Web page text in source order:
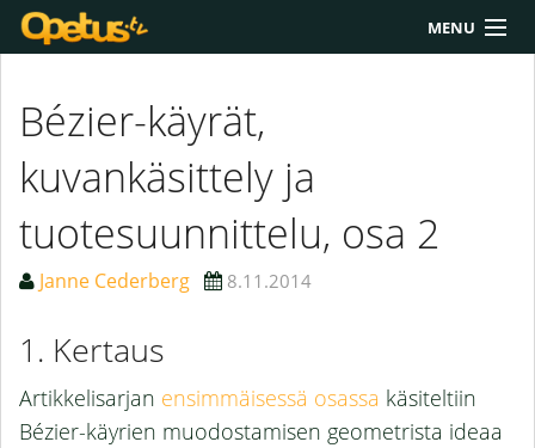
MENU
Lukio
Yläkoulu
Työkalut
Extrat
Chat
Polku
Bézier-käyrät,
kuvankäsittely ja
tuotesuunnittelu, osa 2
Janne Cederberg 8.11.2014
Kertaus
Artikkelisarjan ensimmäisessä osassa käsiteltiin
Bézier-käyrien muodostamisen geometrista ideaa